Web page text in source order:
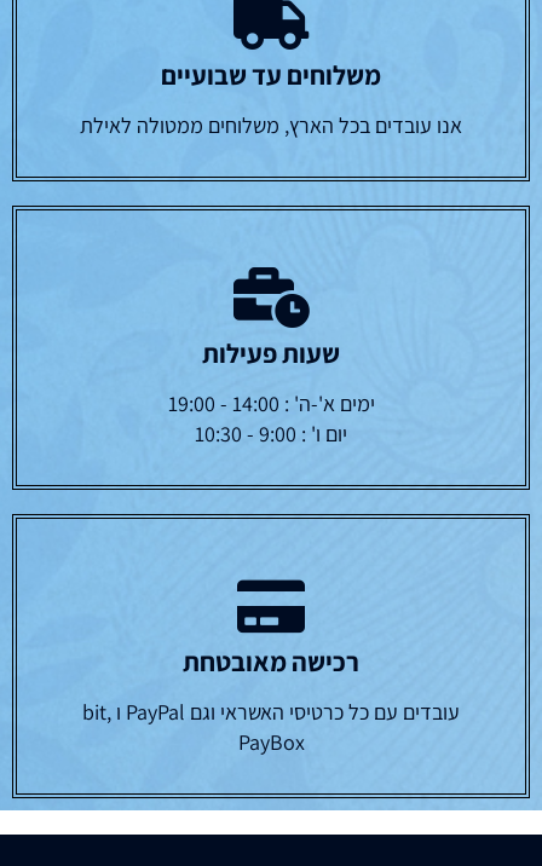
משלוחים עד שבועיים
אנו עובדים בכל הארץ, משלוחים ממטולה לאילת
שעות פעילות
ימים א'-ה' : 14:00 - 19:00
יום ו' : 9:00 - 10:30
רכישה מאובטחת
עובדים עם כל כרטיסי האשראי וגם PayPal ו bit,
PayBox